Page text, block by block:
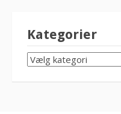
Kategorier
KATEGORIER